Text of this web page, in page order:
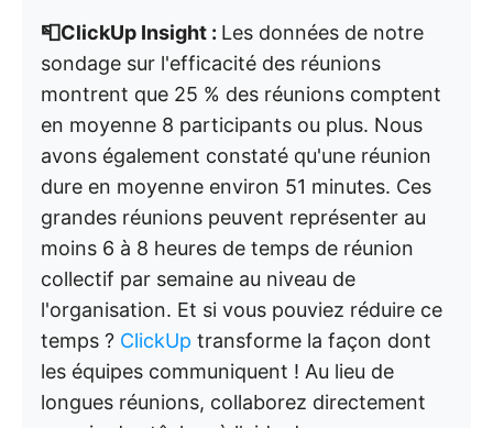
📮ClickUp Insight : Les données de notre
sondage sur l'efficacité des réunions
montrent que 25 % des réunions comptent
en moyenne 8 participants ou plus. Nous
avons également constaté qu'une réunion
dure en moyenne environ 51 minutes. Ces
grandes réunions peuvent représenter au
moins 6 à 8 heures de temps de réunion
collectif par semaine au niveau de
l'organisation. Et si vous pouviez réduire ce
temps ? ClickUp transforme la façon dont
les équipes communiquent ! Au lieu de
longues réunions, collaborez directement